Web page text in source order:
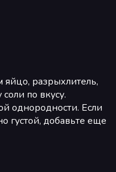
яйцо, разрыхлитель,
по вкусу.
однородности. Если
густой, добавьте еще